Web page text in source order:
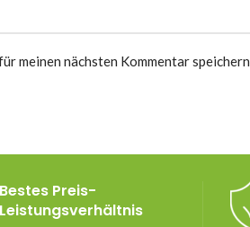
meinen nächsten Kommentar speichern.
Bestes Preis-
Leistungsverhältnis